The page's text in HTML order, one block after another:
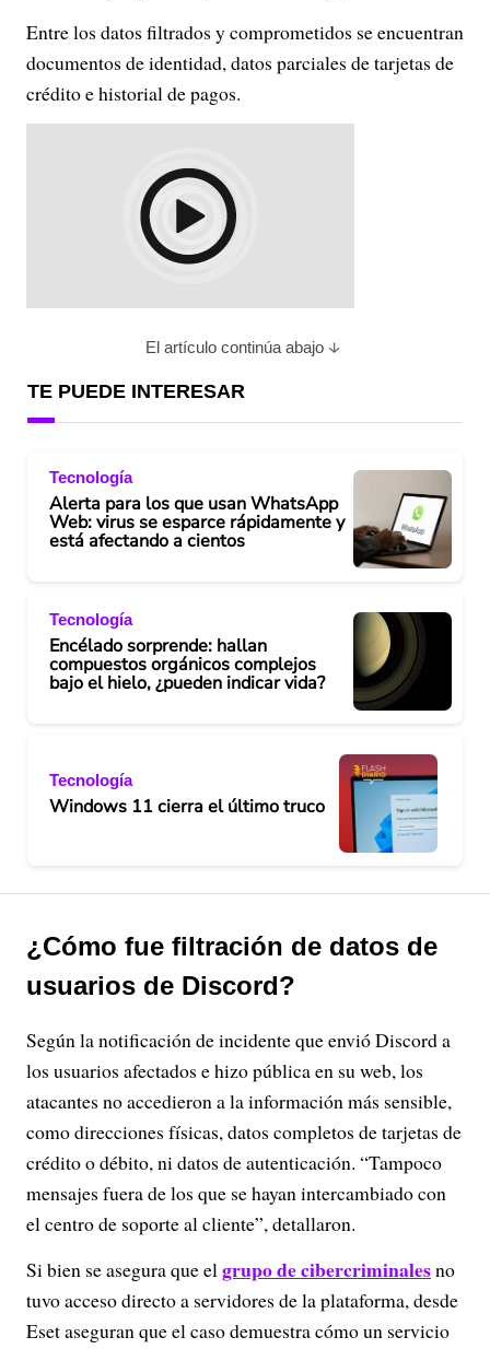
Entre los datos filtrados y comprometidos se encuentran
documentos de identidad, datos parciales de tarjetas de
crédito e historial de pagos.
El artículo continúa abajo
TE PUEDE INTERESAR
Tecnología
Alerta para los que usan WhatsApp
Web: virus se esparce rápidamente y
está afectando a cientos
Tecnología
Encélado sorprende: hallan
compuestos orgánicos complejos
bajo el hielo, ¿pueden indicar vida?
Tecnología
Windows 11 cierra el último truco
¿Cómo fue filtración de datos de
usuarios de Discord?
Según la notificación de incidente que envió Discord a
los usuarios afectados e hizo pública en su web, los
atacantes no accedieron a la información más sensible,
como direcciones físicas, datos completos de tarjetas de
crédito o débito, ni datos de autenticación. “Tampoco
mensajes fuera de los que se hayan intercambiado con
el centro de soporte al cliente”, detallaron.
Si bien se asegura que elgrupo de cibercriminalesno
tuvo acceso directo a servidores de la plataforma, desde
Eset aseguran que el caso demuestra cómo un servicio